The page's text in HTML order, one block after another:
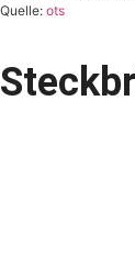
Quelle: ots